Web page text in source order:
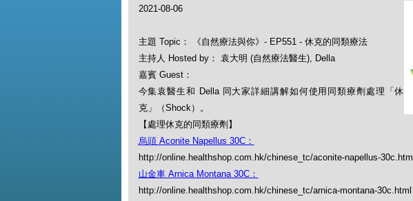
2021-08-06
主題 Topic： 《自然療法與你》- EP551 - 休克的同類療法
主持人 Hosted by： 袁大明 (自然療法醫生), Della
嘉賓 Guest：
今集袁醫生和 Della 同大家詳細講解如何使用同類療劑處理「休
克」（Shock）。
【處理休克的同類療劑】
烏頭 Aconite Napellus 30C：
http://online.healthshop.com.hk/chinese_tc/aconite-napellus-30c.html
山金車 Arnica Montana 30C：
http://online.healthshop.com.hk/chinese_tc/arnica-montana-30c.html